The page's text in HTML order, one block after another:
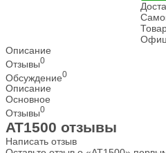
Описание
Отзывы0
Обсуждение0
Описание
Основное
Отзывы0
AT1500 отзывы
Написать отзыв